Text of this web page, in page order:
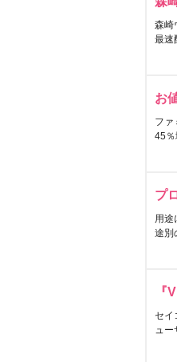
森崎
最速
お
ファ
45％
プ
用途
途別
『
セイ
ュー